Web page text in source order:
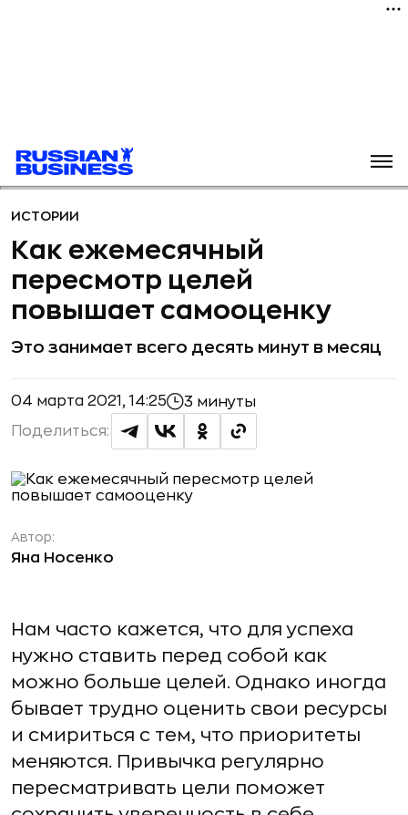
ИСТОРИИ
Как ежемесячный
пересмотр целей
повышает самооценку
Это занимает всего десять минут в месяц
04 марта 2021, 14:25 3 минуты
Поделиться:
Автор:
Яна Носенко
Нам часто кажется, что для успеха
нужно ставить перед собой как
можно больше целей. Однако иногда
бывает трудно оценить свои ресурсы
и смириться с тем, что приоритеты
меняются. Привычка регулярно
пересматривать цели поможет